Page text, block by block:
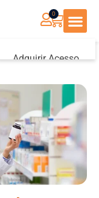
Adquirir Acesso
0